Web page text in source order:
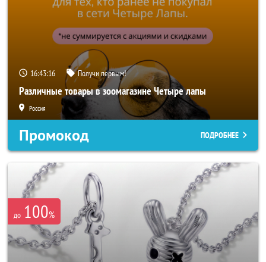
16:43:14 Получи первым!
Различные товары в зоомагазине Четыре лапы
Россия
Промокод ПОДРОБНЕЕ
до 100%